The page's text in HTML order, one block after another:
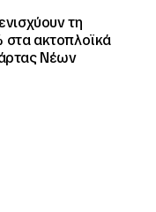
τη
στα ακτοπλοϊκά
Νέων